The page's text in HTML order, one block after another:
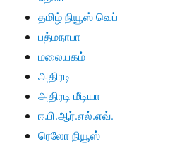
தமிழ் நியூஸ் வெப்
பத்மநாபா
மலையகம்
அதிரடி
அதிரடி மீடியா
ஈ.பி.ஆர்.எல்.எவ்.
ரெலோ நியூஸ்